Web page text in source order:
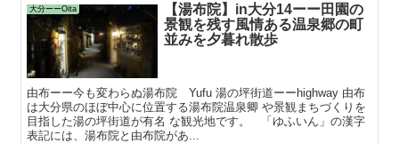
大分ーーOita
【湯布院】in大分14ーー田園の
景観を残す風情ある温泉郷の町
並みを夕暮れ散歩
由布ーー今も変わらぬ湯布院 Yufu 湯の坪街道ーーhighway 由布
は大分県のほぼ中心に位置する湯布院温泉卿 や景観まちづくりを
目指した湯の坪街道が有名 な観光地です。 「ゆふいん」の漢字
表記には、湯布院と由布院があ...